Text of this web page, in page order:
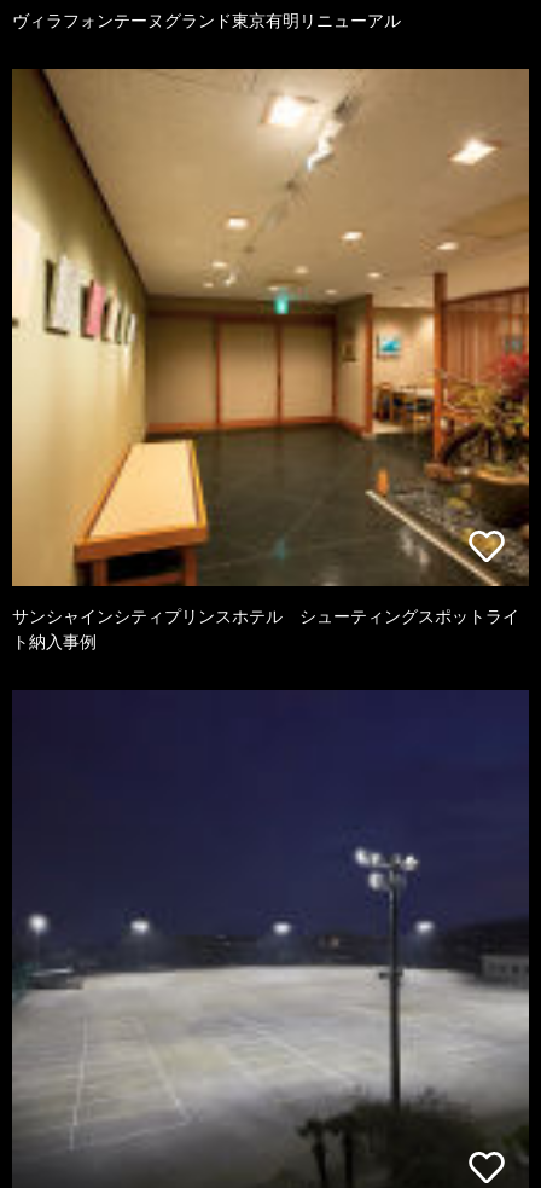
ヴィラフォンテーヌグランド東京有明リニューアル
サンシャインシティプリンスホテル シューティングスポットライ
ト納入事例